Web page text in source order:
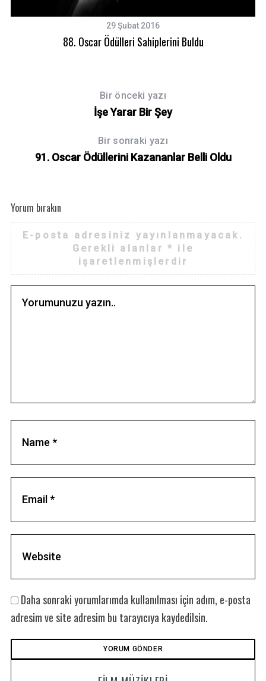
29 Şubat 2016
88. Oscar Ödülleri Sahiplerini Buldu
Bir önceki yazı
İşe Yarar Bir Şey
Bir sonraki yazı
91. Oscar Ödüllerini Kazananlar Belli Oldu
Yorum bırakın
E-posta adresiniz yayınlanmayacak.
Gerekli alanlar* ile
işaretlenmişlerdir
Daha sonraki yorumlarımda kullanılması için adım, e-posta
adresim ve site adresim bu tarayıcıya kaydedilsin.